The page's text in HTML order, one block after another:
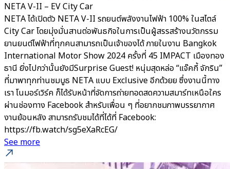
NETA V-II – EV City Car
NETA ได้เปิดตัว NETA V-II รถยนต์พลังงานไฟฟ้า 100% ในสไตล์
City Car โดยมุ่งมั่นสานต่อพันธกิจในการเป็นผู้สรรสร้างนวัตกรรม
ยานยนต์ไฟฟ้าที่ทุกคนสามารถเป็นเจ้าของได้ ภายในงาน Bangkok
International Motor Show 2024 ครั้งที่ 45 IMPACT เมืองทอง
ธานี ยิ่งไปกว่านั้นยังมีSurprise Guest! หนุ่มสุดหล่อ “แจ๊คกี้ จักริน”
ที่มาพาทุกท่านชมบูธ NETA แบบ Exclusive อีกด้วยย ซึ่งงานนี้ทาง
เรา โนมอร์เวิร์ค ก็ได้รับหน้าที่จัดการถ่ายทอดสดความสมาร์ทเหนือใคร
ผ่านช่องทาง Facebook สำหรับเพื่อน ๆ ที่อยากชมภาพบรรยากาศ
งานย้อนหลัง สามารถรับชมได้ที่ได้ที่ Facebook:
https://fb.watch/sg5eXaRcEG/
See more